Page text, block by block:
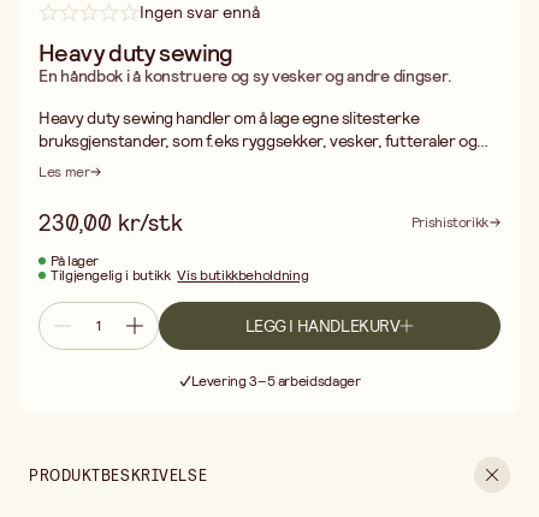
Ingen svar ennå
Heavy duty sewing
En håndbok i å konstruere og sy vesker og andre dingser.
Heavy duty sewing handler om å lage egne slitesterke
bruksgjenstander, som f.eks ryggsekker, vesker, futteraler og
forkler med symaskin, nål og tråd og kraftige stoffer. Denne
som er villig til å prøve noe nytt, og til deg som synes det virker
morsomt å sy, men som aldri har brukt en symaskin. I tillegg til
elleve prosjekter innen både by- og friluftsliv, får du en grundig
gjennomgang av arbeidsmetoder, utstyr og materialer – alt du
trenger å vite for å begynne å sy fine og anvendelige
gjenstander. Forfatter: Anton Sandqvist. ISBN: 9789127174962.
Språk: Svensk. Utgivelsesdato: 2021-11-03. Forlag: Natur Kultur
Les mer
230,00 kr/stk
Prishistorikk
På lager
Tilgjengelig i butikk Vis butikkbeholdning
LEGG I HANDLEKURV
Levering 3–5 arbeidsdager
PRODUKTBESKRIVELSE